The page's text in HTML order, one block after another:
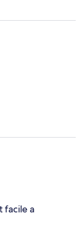
facile a